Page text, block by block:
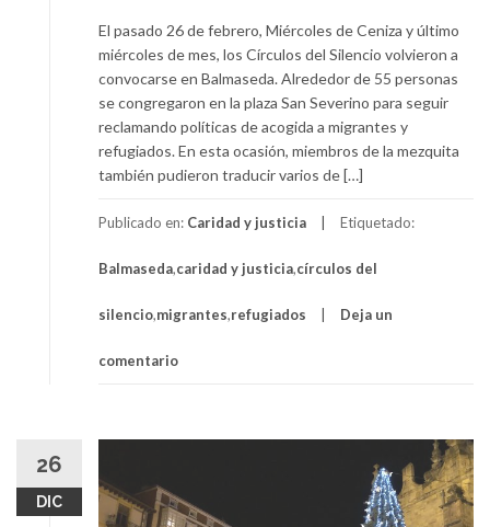
El pasado 26 de febrero, Miércoles de Ceniza y último
miércoles de mes, los Círculos del Silencio volvieron a
convocarse en Balmaseda. Alrededor de 55 personas
se congregaron en la plaza San Severino para seguir
reclamando políticas de acogida a migrantes y
refugiados. En esta ocasión, miembros de la mezquita
también pudieron traducir varios de […]
Publicado en: Caridad y justicia Etiquetado:
Balmaseda,caridad y justicia,círculos del
silencio,migrantes,refugiados Deja un
comentario
26
DIC